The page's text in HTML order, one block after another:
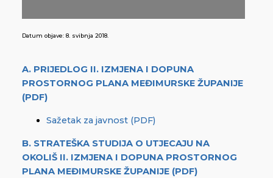
Datum objave: 8. svibnja 2018.
A. PRIJEDLOG II. IZMJENA I DOPUNA
PROSTORNOG PLANA MEĐIMURSKE ŽUPANIJE
(PDF)
Sažetak za javnost (PDF)
B. STRATEŠKA STUDIJA O UTJECAJU NA
OKOLIŠ II. IZMJENA I DOPUNA PROSTORNOG
PLANA MEĐIMURSKE ŽUPANIJE (PDF)